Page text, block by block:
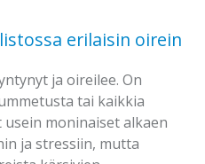
erilaisin oirein
ja oireilee. On
tai kaikkia
usein moninaiset alkaen
ja stressiin, mutta